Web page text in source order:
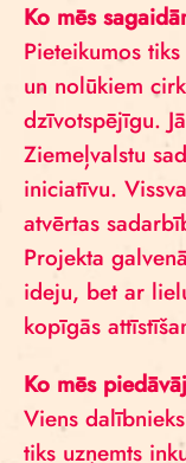
Ko mēs
Pieteikumos
un nolūkiem
dzīvotspējīgu.
Ziemeļvalstu
iniciatīvu.
atvērtas
Projekta
ideju, bet ar
kopīgās
Ko mēs
Viens
tiks uzņemts